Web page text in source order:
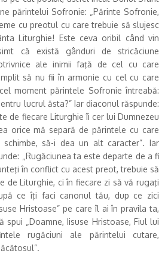
părintelui Sofronie: „Părinte Sofronie,
cu preotul cu care trebuie să slujesc
Liturghie! Este ceva oribil când vin
că există gânduri de stricăciune
ale inimii faţă de cel cu care
să nu fii în armonie cu cel cu care
moment părintele Sofronie întreabă:
lucrul ăsta?” Iar diaconul răspunde:
de fiecare Liturghie îi cer lui Dumnezeu
orice mă separă de părintele cu care
să-i dea un alt caracter”. Iar
„Rugăciunea ta este departe de a fi
în conflict cu acest preot, trebuie să
de Liturghie, ci în fiecare zi să vă rugaţi
ce îţi faci canonul tău, dup ce zici
Hristoase” pe care îl ai în pravila ta,
spui „Doamne, Iisuse Hristoase, Fiul lui
rugăciuni ale părintelui cutare,